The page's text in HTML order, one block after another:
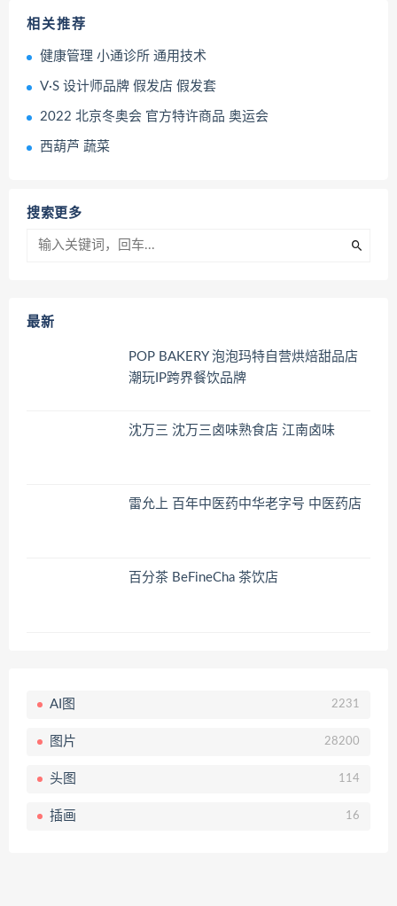
相关推荐
健康管理 小通诊所 通用技术
V·S 设计师品牌 假发店 假发套
2022 北京冬奥会 官方特许商品 奥运会
西葫芦 蔬菜
搜索更多
最新
POP BAKERY 泡泡玛特自营烘焙甜品店
潮玩IP跨界餐饮品牌
沈万三 沈万三卤味熟食店 江南卤味
雷允上 百年中医药中华老字号 中医药店
百分茶 BeFineCha 茶饮店
AI图 2231
图片 28200
头图 114
插画 16